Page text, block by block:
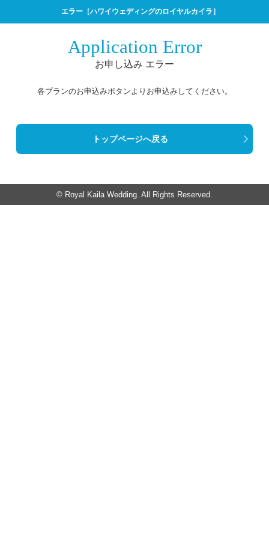
エラー［ハワイウェディングのロイヤルカイラ］
Application Error
お申し込み エラー
各プランのお申込みボタンよりお申込みしてください。
トップページへ戻る
© Royal Kaila Wedding. All Rights Reserved.